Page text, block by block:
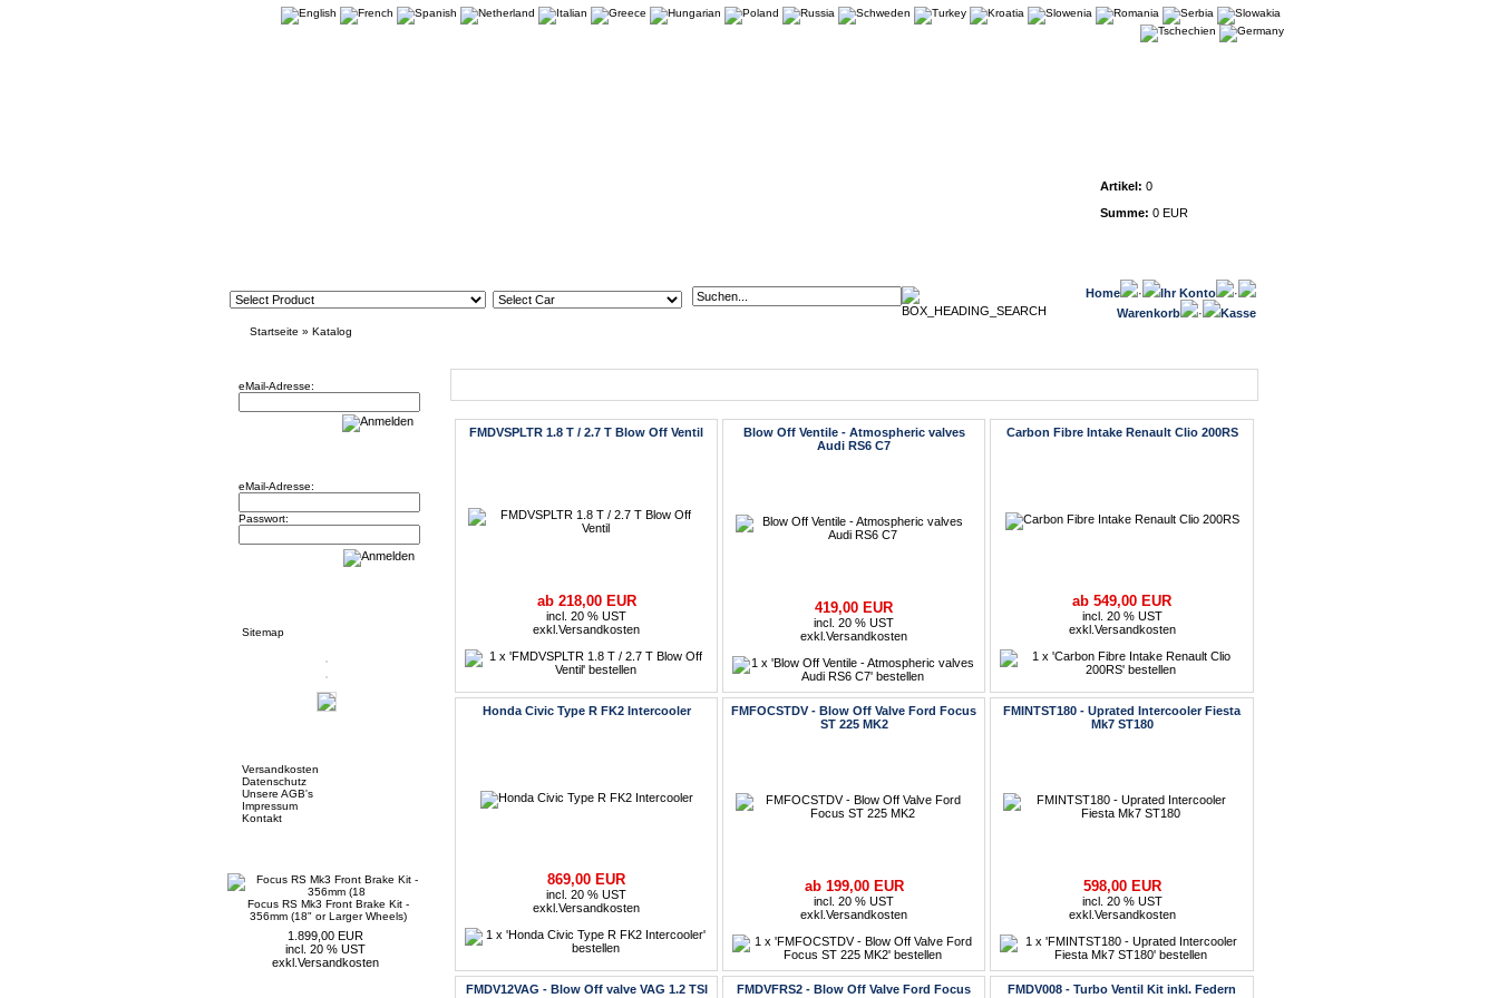
Artikel: 0
Summe: 0 EUR
Home · Ihr Konto
·
Warenkorb
· Kasse
Startseite » Katalog
eMail-Adresse:
eMail-Adresse:
Passwort:
Sitemap
Versandkosten
Datenschutz
Unsere AGB's
Impressum
Kontakt
Focus RS Mk3 Front Brake Kit -
356mm (18" or Larger Wheels)
1.899,00 EUR
incl. 20 % UST
exkl. Versandkosten
FMDVSPLTR 1.8 T / 2.7 T Blow Off Ventil
ab 218,00 EUR
incl. 20 % UST
exkl. Versandkosten
Blow Off Ventile - Atmospheric valves
Audi RS6 C7
419,00 EUR
incl. 20 % UST
exkl. Versandkosten
Carbon Fibre Intake Renault Clio 200RS
ab 549,00 EUR
incl. 20 % UST
exkl. Versandkosten
Honda Civic Type R FK2 Intercooler
869,00 EUR
incl. 20 % UST
exkl. Versandkosten
FMFOCSTDV - Blow Off Valve Ford Focus
ST 225 MK2
ab 199,00 EUR
incl. 20 % UST
exkl. Versandkosten
FMINTST180 - Uprated Intercooler Fiesta
Mk7 ST180
598,00 EUR
incl. 20 % UST
exkl. Versandkosten
FMDV12VAG - Blow Off valve VAG 1.2 TSI
FMDVFRS2 - Blow Off Valve Ford Focus
FMDV008 - Turbo Ventil Kit inkl. Federn